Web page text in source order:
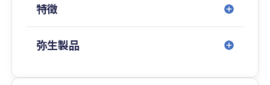
特徴
弥生製品